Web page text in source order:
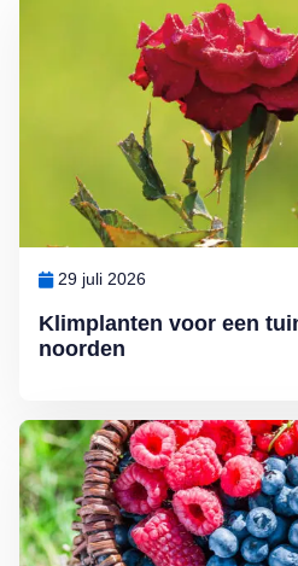
Klimplanten voor een
noorden
29 juli 2026
Lees meer over Klein maar fijn: